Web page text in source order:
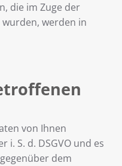
die im Zuge der
werden in
von Ihnen
i. S. d. DSGVO und es
dem